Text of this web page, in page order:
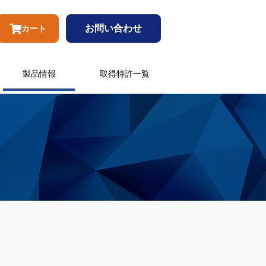
カート お問い合わせ
製品情報 取得特許一覧